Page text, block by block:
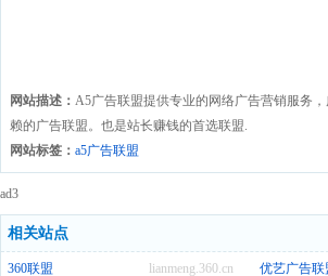
网站描述： A5广告联盟提供专业的网络广告营销服务
赖的广告联盟。也是站长赚钱的首选联盟.
网站标签： a5广告联盟
ad3
相关站点
lianmeng.360.cn
360联盟
优艺广告联